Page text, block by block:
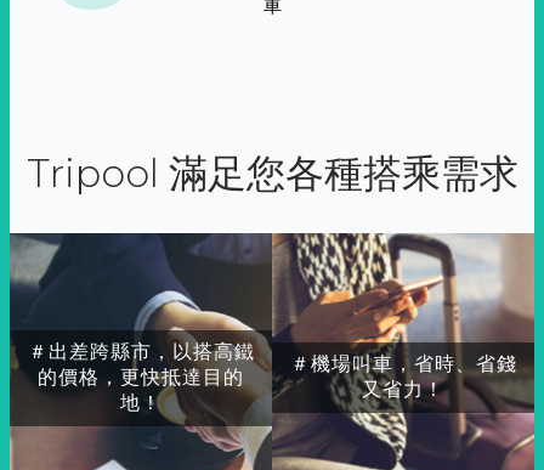
車
Tripool 滿足您各種搭乘需求
＃出差跨縣市，以搭高鐵
的價格，更快抵達目的
地！
＃機場叫車，省時、省錢
又省力！